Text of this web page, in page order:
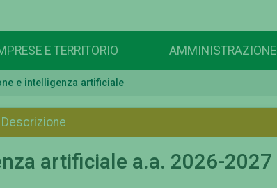
E TERRITORIO AMMINISTRAZIONE
e intelligenza artificiale
Descrizione
artificiale a.a. 2026-2027